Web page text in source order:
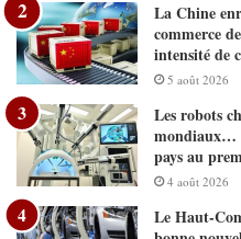
La Chine
commerce
intensité de
5 août 2026
Les robots
mondiaux…
pays au
4 août 2026
Le Haut-